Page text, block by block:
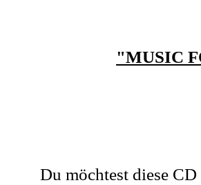
"MUSIC
Du möchtest diese